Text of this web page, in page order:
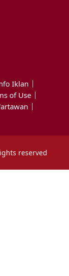
Iklan
of Use
reserved